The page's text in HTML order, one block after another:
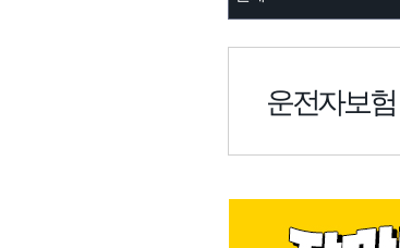
운전자보험